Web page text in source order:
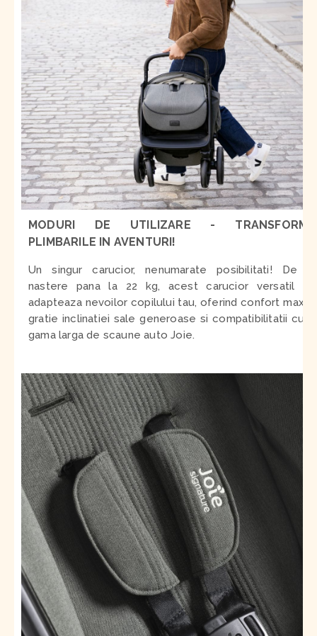
MODURI DE UTILIZARE - TRANSFORMA
PLIMBARILE IN AVENTURI!
Un singur carucior, nenumarate posibilitati! De la
nastere pana la 22 kg, acest carucior versatil se
adapteaza nevoilor copilului tau, oferind confort maxim
gratie inclinatiei sale generoase si compatibilitatii cu o
gama larga de scaune auto Joie.